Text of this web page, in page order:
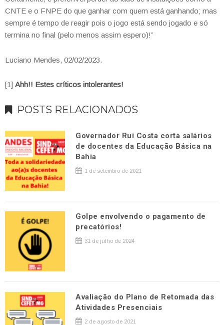
CNTE e o FNPE do que ganhar com quem está ganhando; mas
sempre é tempo de reagir pois o jogo está sendo jogado e só
termina no final (pelo menos assim espero)!”
Luciano Mendes, 02/02/2023.
[1] Ahh!! Estes críticos intolerantes!
POSTS RELACIONADOS
Governador Rui Costa corta salários
de docentes da Educação Básica na
Bahia
1 de setembro de 2021
Golpe envolvendo o pagamento de
precatórios!
31 de julho de 2024
Avaliação do Plano de Retomada das
Atividades Presenciais
2 de agosto de 2021